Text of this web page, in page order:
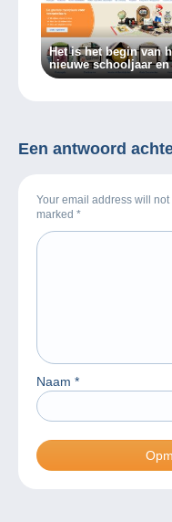
Het is het begin van
nieuwe schooljaar en
blikken terug op de
Een antwoord
Your email address will
marked *
Naam *